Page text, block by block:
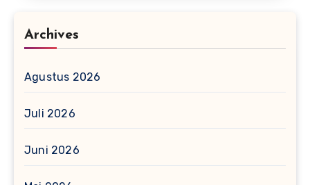
Archives
Agustus 2026
Juli 2026
Juni 2026